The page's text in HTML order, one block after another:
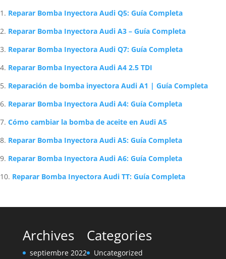
Reparar Bomba Inyectora Audi Q5: Guía Completa
Reparar Bomba Inyectora Audi A3 – Guía Completa
Reparar Bomba Inyectora Audi Q7: Guía Completa
Reparar Bomba Inyectora Audi A4 2.5 TDI
Reparación de bomba inyectora Audi A1 | Guía Completa
Reparar Bomba Inyectora Audi A4: Guía Completa
Cómo cambiar la bomba de aceite en Audi A5
Reparar Bomba Inyectora Audi A5: Guía Completa
Reparar Bomba Inyectora Audi A6: Guía Completa
Reparar Bomba Inyectora Audi TT: Guía Completa
Archives
septiembre 2022
Categories
Uncategorized